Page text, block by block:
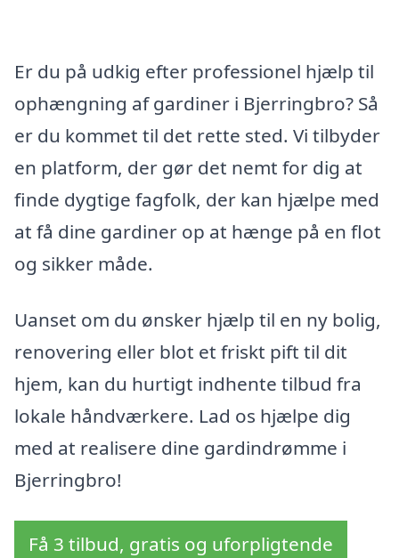
Er du på udkig efter professionel hjælp til
ophængning af gardiner i Bjerringbro? Så
er du kommet til det rette sted. Vi tilbyder
en platform, der gør det nemt for dig at
finde dygtige fagfolk, der kan hjælpe med
at få dine gardiner op at hænge på en flot
og sikker måde.
Uanset om du ønsker hjælp til en ny bolig,
renovering eller blot et friskt pift til dit
hjem, kan du hurtigt indhente tilbud fra
lokale håndværkere. Lad os hjælpe dig
med at realisere dine gardindrømme i
Bjerringbro!
Få 3 tilbud, gratis og uforpligtende